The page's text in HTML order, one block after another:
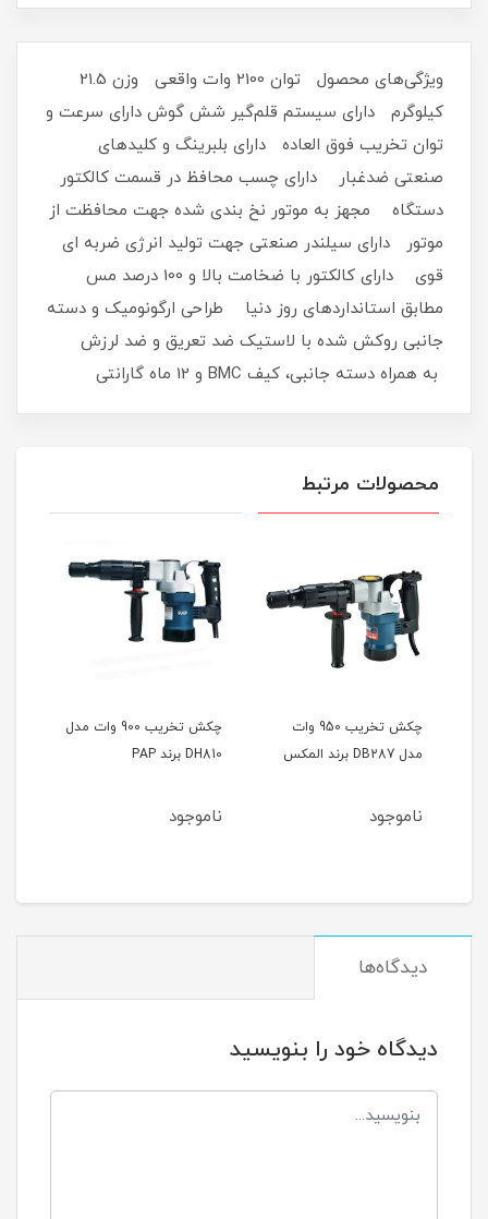
ویژگی‌های محصول توان 2100 وات واقعی وزن 21.5
کیلوگرم دارای سیستم قلم‌گیر شش گوش دارای سرعت و
توان تخریب فوق العاده دارای بلبرینگ و کلیدهای
صنعتی ضدغبار دارای چسب محافظ در قسمت کالکتور
دستگاه مجهز به موتور نخ بندی شده جهت محافظت از
موتور دارای سیلندر صنعتی جهت تولید انرژی ضربه ای
قوی دارای کالکتور با ضخامت بالا و 100 درصد مس
مطابق استانداردهای روز دنیا طراحی ارگونومیک و دسته
جانبی روکش شده با لاستیک ضد تعریق و ضد لرزش
به همراه دسته جانبی، کیف BMC و 12 ماه گارانتی
محصولات مرتبط
چکش تخریب 950 وات
مدل DB287 برند المکس
ناموجود
چکش تخریب 900 وات مدل
DH810 برند PAP
ناموجود
دیدگاه‌ها
دیدگاه خود را بنویسید